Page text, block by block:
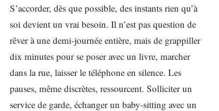
S’accorder, dès que possible, des instants rien qu’à
soi devient un vrai besoin. Il n’est pas question de
rêver à une demi-journée entière, mais de grappiller
dix minutes pour se poser avec un livre, marcher
dans la rue, laisser le téléphone en silence. Les
pauses, même discrètes, ressourcent. Solliciter un
service de garde, échanger un baby-sitting avec un